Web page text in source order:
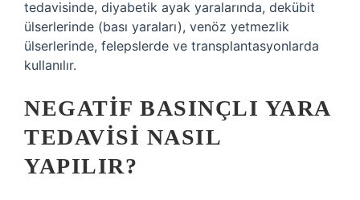
tedavisinde, diyabetik ayak yaralarında, dekübit
ülserlerinde (bası yaraları), venöz yetmezlik
ülserlerinde, felepslerde ve transplantasyonlarda
kullanılır.
NEGATIF BASINÇLI YARA
TEDAVISI NASIL
YAPILIR?